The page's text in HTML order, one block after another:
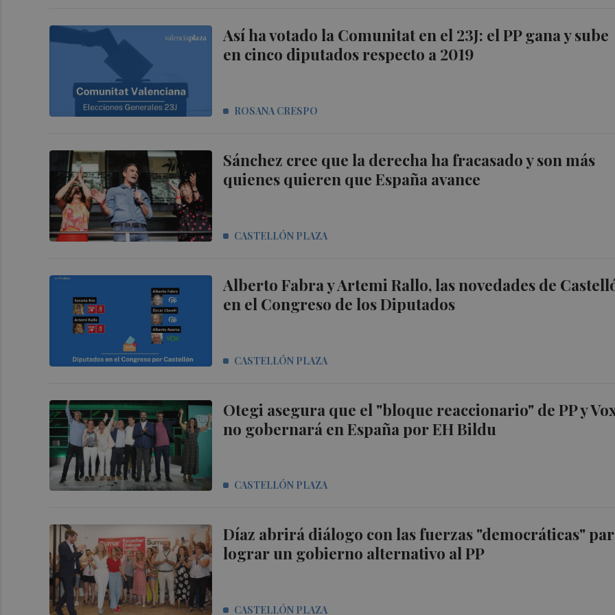
Así ha votado la Comunitat en el 23J: el PP gana y sube
en cinco diputados respecto a 2019
ROSANA CRESPO
Sánchez cree que la derecha ha fracasado y son más
quienes quieren que España avance
CASTELLÓN PLAZA
Alberto Fabra y Artemi Rallo, las novedades de
en el Congreso de los Diputados
CASTELLÓN PLAZA
Otegi asegura que el "bloque reaccionario" de PP y
no gobernará en España por EH Bildu
CASTELLÓN PLAZA
Díaz abrirá diálogo con las fuerzas "democráticas"
lograr un gobierno alternativo al PP
CASTELLÓN PLAZA